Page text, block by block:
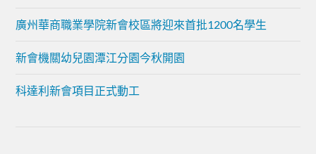
廣州華商職業學院新會校區將迎來首批1200名學生
新會機關幼兒園潭江分園今秋開園
科達利新會項目正式動工